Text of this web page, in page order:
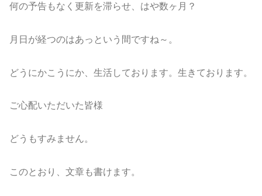
何の予告もなく更新を滞らせ、はや数ヶ月？
月日が経つのはあっという間ですね～。
どうにかこうにか、生活しております。生きております。
ご心配いただいた皆様
どうもすみません。
このとおり、文章も書けます。